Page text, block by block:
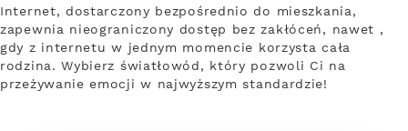
Internet, dostarczony bezpośrednio do mieszkania,
zapewnia nieograniczony dostęp bez zakłóceń, nawet ,
gdy z internetu w jednym momencie korzysta cała
rodzina. Wybierz światłowód, który pozwoli Ci na
przeżywanie emocji w najwyższym standardzie!